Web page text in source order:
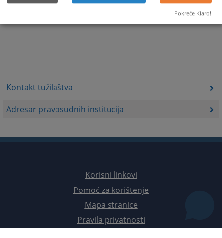
Kontakt tužilaštva
Adresar pravosudnih institucija
Korisni linkovi
Pomoć za korištenje
Mapa stranice
Pravila privatnosti
Pokreće Klaro!